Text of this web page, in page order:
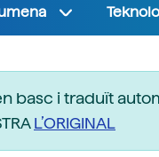
basc i traduït
L’ORIGINAL